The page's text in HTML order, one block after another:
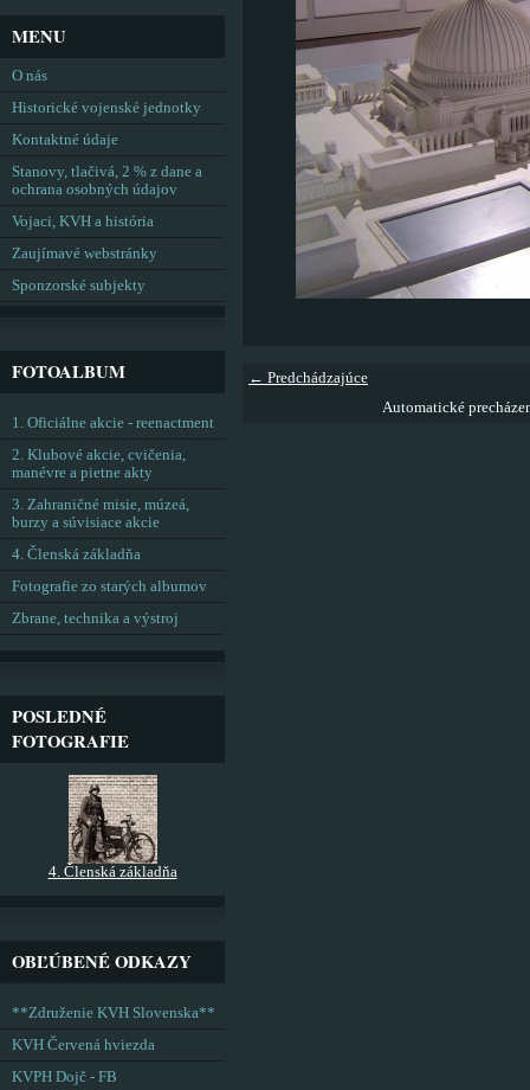
← Predchádzajúce
Automatické
MENU
O nás
Historické vojenské jednotky
Kontaktné údaje
Stanovy, tlačivá, 2 % z dane a
ochrana osobných údajov
Vojaci, KVH a história
Zaujímavé webstránky
Sponzorské subjekty
FOTOALBUM
1. Oficiálne akcie - reenactment
2. Klubové akcie, cvičenia,
manévre a pietne akty
3. Zahraničné misie, múzeá,
burzy a súvisiace akcie
4. Členská základňa
Fotografie zo starých albumov
Zbrane, technika a výstroj
POSLEDNÉ
FOTOGRAFIE
4. Členská základňa
OBĽÚBENÉ ODKAZY
**Združenie KVH Slovenska**
KVH Červená hviezda
KVPH Dojč - FB